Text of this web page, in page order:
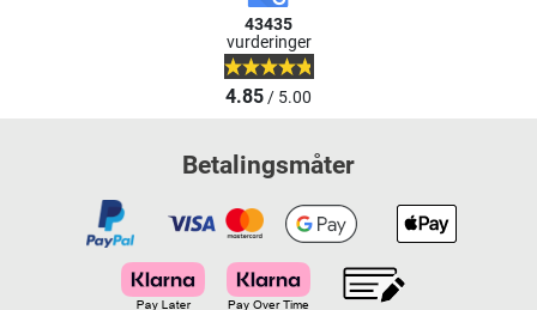
43435
vurderinger
4.85/ 5.00
Betalingsmåter